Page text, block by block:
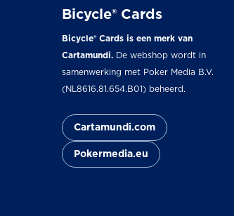
Bicycle® Cards
Bicycle® Cards is een merk van
Cartamundi. De webshop wordt in
samenwerking met Poker Media B.V.
(NL8616.81.654.B01) beheerd.
Cartamundi.com
Pokermedia.eu